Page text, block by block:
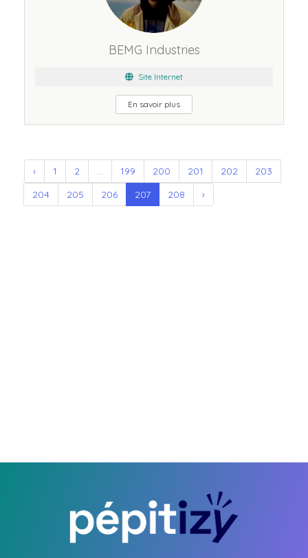
BEMG Industries
Site Internet
En savoir plus
‹ 1 2 ... 199 200 201 202
203
204
205 206 207 208 ›